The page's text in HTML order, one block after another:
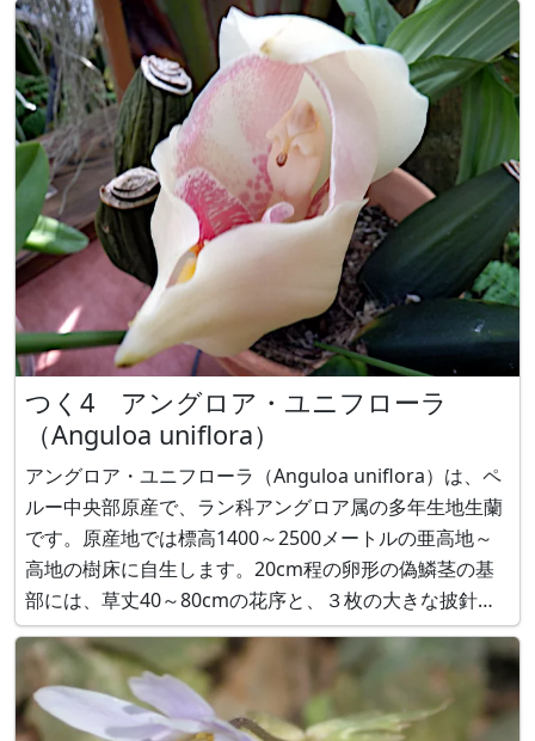
つく4 アングロア・ユニフローラ
（Anguloa uniflora）
アングロア・ユニフローラ（Anguloa uniflora）は、ペ
ルー中央部原産で、ラン科アングロア属の多年生地生蘭
です。原産地では標高1400～2500メートルの亜高地～
高地の樹床に自生します。20cm程の卵形の偽鱗茎の基
部には、草丈40～80cmの花序と、３枚の大きな披針形
をした濃緑色の葉があります。花にはミント系の香りが
あり、花持ちが良く２～３週間は咲き続けます。 花名の
由来 英名で「おく